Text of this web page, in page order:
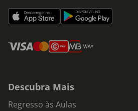
Descubra Mais
Regresso às Aulas